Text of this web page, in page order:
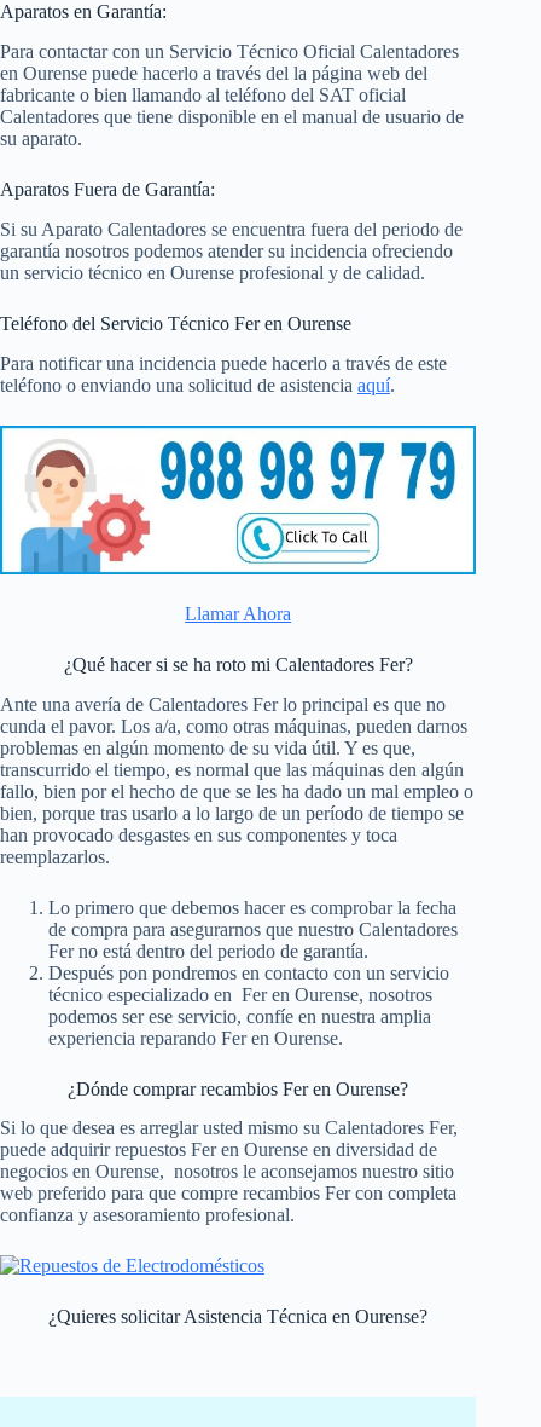
Aparatos en Garantía:
Para contactar con un Servicio Técnico Oficial Calentadores
en Ourense puede hacerlo a través del la página web del
fabricante o bien llamando al teléfono del SAT oficial
Calentadores que tiene disponible en el manual de usuario de
su aparato.
Aparatos Fuera de Garantía:
Si su Aparato Calentadores se encuentra fuera del periodo de
garantía nosotros podemos atender su incidencia ofreciendo
un servicio técnico en Ourense profesional y de calidad.
Teléfono del Servicio Técnico Fer en Ourense
Para notificar una incidencia puede hacerlo a través de este
teléfono o enviando una solicitud de asistencia aquí.
Llamar Ahora
¿Qué hacer si se ha roto mi Calentadores Fer?
Ante una avería de Calentadores Fer lo principal es que no
cunda el pavor. Los a/a, como otras máquinas, pueden darnos
problemas en algún momento de su vida útil. Y es que,
transcurrido el tiempo, es normal que las máquinas den algún
fallo, bien por el hecho de que se les ha dado un mal empleo o
bien, porque tras usarlo a lo largo de un período de tiempo se
han provocado desgastes en sus componentes y toca
reemplazarlos.
Lo primero que debemos hacer es comprobar la fecha
de compra para asegurarnos que nuestro Calentadores
Fer no está dentro del periodo de garantía.
Después pon pondremos en contacto con un servicio
técnico especializado en Fer en Ourense, nosotros
podemos ser ese servicio, confíe en nuestra amplia
experiencia reparando Fer en Ourense.
¿Dónde comprar recambios Fer en Ourense?
Si lo que desea es arreglar usted mismo su Calentadores Fer,
puede adquirir repuestos Fer en Ourense en diversidad de
negocios en Ourense, nosotros le aconsejamos nuestro sitio
web preferido para que compre recambios Fer con completa
confianza y asesoramiento profesional.
¿Quieres solicitar Asistencia Técnica en Ourense?